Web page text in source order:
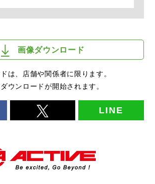
画像ダウンロード
は、店舗や関係者に限ります。
ウンロードが開始されます。
LINE